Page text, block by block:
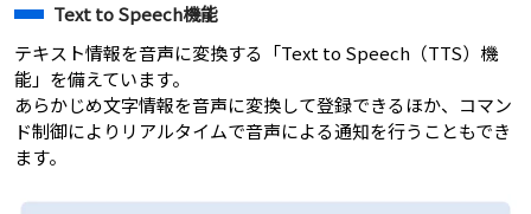
Text to Speech機能
テキスト情報を音声に変換する「Text to Speech（TTS）機
能」を備えています。
あらかじめ文字情報を音声に変換して登録できるほか、コマン
ド制御によりリアルタイムで音声による通知を行うこともでき
ます。